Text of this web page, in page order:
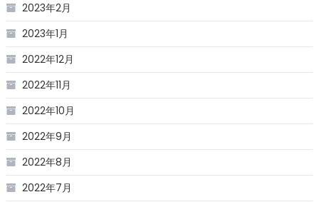
2023年2月
2023年1月
2022年12月
2022年11月
2022年10月
2022年9月
2022年8月
2022年7月